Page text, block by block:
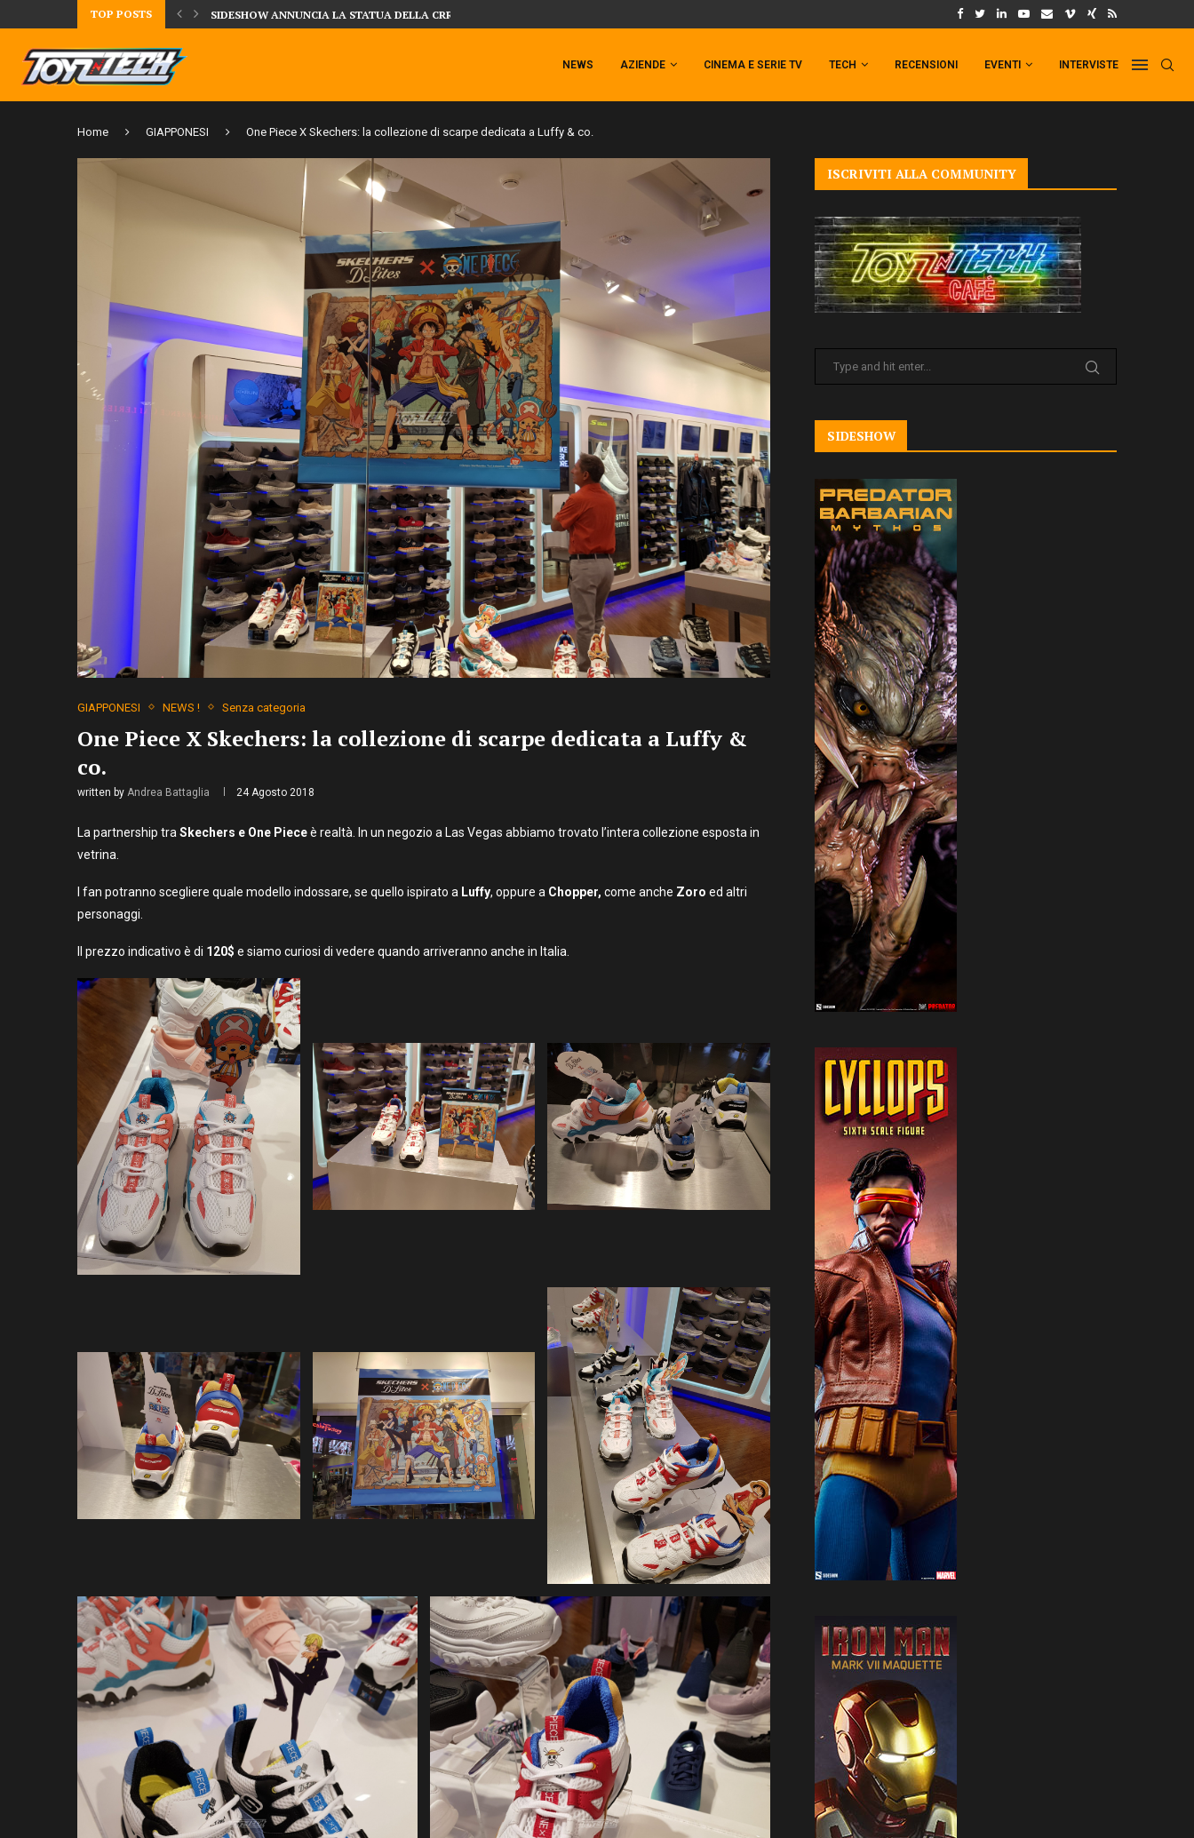
TOP POSTS
DELLA CRRATURA DELLA LAGUNA...DAL MONDO DEGLI X-MEN ARRIVA TEMPESTA TARGATA SIDESHOW! IL TRAILER DI FIST OF THE NORTH STAR!
NEWS AZIENDE CINEMA E SERIE TV TECH RECENSIONI EVENTI INTERVISTE
Home GIAPPONESI One Piece X Skechers: la collezione di scarpe dedicata a Luffy & co.
GIAPPONESI NEWS ! Senza categoria
One Piece X Skechers: la collezione di scarpe dedicata a Luffy &
co.
written by Andrea Battaglia 24 Agosto 2018
La partnership tra Skechers e One Pieceè realtà. In un negozio a Las Vegas abbiamo trovato l’intera collezione esposta in
vetrina.
I fan potranno scegliere quale modello indossare, se quello ispirato a Luffy, oppure a Chopper, come anche Zoro ed altri
personaggi.
Il prezzo indicativo è di 120$ e siamo curiosi di vedere quando arriveranno anche in Italia.
ISCRIVITI ALLA COMMUNITY
SIDESHOW